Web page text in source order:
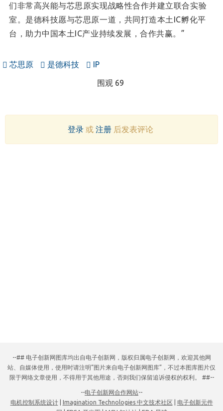
们非常高兴能与芯思原实现战略性合作并建立联合实验
室。是德科技愿与芯思原一道，共同打造本土IC孵化平
台，助力中国本土IC产业持续发展，合作共赢。”
芯思原 是德科技 IP
围观 69
登录或 注册后发表评论
--## 电子创新网图库均出自电子创新网，版权归属电子创新网，欢迎其他网
站、自媒体使用，使用时请注明“图片来自电子创新网图库”，不过本图库图片仅
限于网络文章使用，不得用于其他用途，否则我们保留追诉侵权的权利。 ##--
--电子创新网合作网站--
电机控制系统设计| Imagination Technologies 中文技术社区
电子创新元件